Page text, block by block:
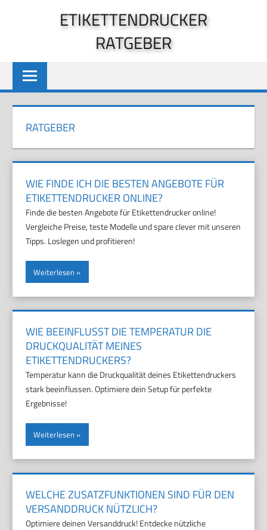
ETIKETTENDRUCKER
RATGEBER
RATGEBER
WIE FINDE ICH DIE BESTEN ANGEBOTE FÜR
ETIKETTENDRUCKER ONLINE?
Finde die besten Angebote für Etikettendrucker online!
Vergleiche Preise, teste Modelle und spare clever mit unseren
Tipps. Loslegen und profitieren!
Weiterlesen
WIE BEEINFLUSST DIE TEMPERATUR DIE
DRUCKQUALITÄT MEINES
ETIKETTENDRUCKERS?
Temperatur kann die Druckqualität deines Etikettendruckers
stark beeinflussen. Optimiere dein Setup für perfekte
Ergebnisse!
Weiterlesen
WELCHE ZUSATZFUNKTIONEN SIND FÜR DEN
VERSANDDRUCK NÜTZLICH?
Optimiere deinen Versanddruck! Entdecke nützliche